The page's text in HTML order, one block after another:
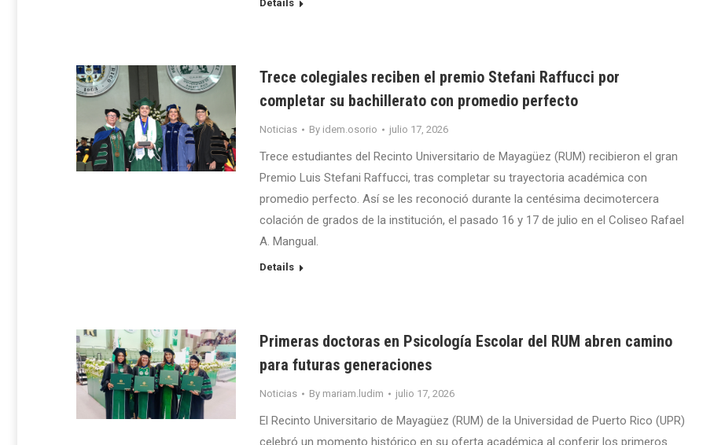
Details
Trece colegiales reciben el premio Stefani Raffucci por
completar su bachillerato con promedio perfecto
Noticias By idem.osorio julio 17, 2026
Trece estudiantes del Recinto Universitario de Mayagüez (RUM) recibieron el gran
Premio Luis Stefani Raffucci, tras completar su trayectoria académica con
promedio perfecto. Así se les reconoció durante la centésima decimotercera
colación de grados de la institución, el pasado 16 y 17 de julio en el Coliseo Rafael
A. Mangual.
Details
Primeras doctoras en Psicología Escolar del RUM abren camino
para futuras generaciones
Noticias By mariam.ludim julio 17, 2026
El Recinto Universitario de Mayagüez (RUM) de la Universidad de Puerto Rico (UPR)
celebró un momento histórico en su oferta académica al conferir los primeros